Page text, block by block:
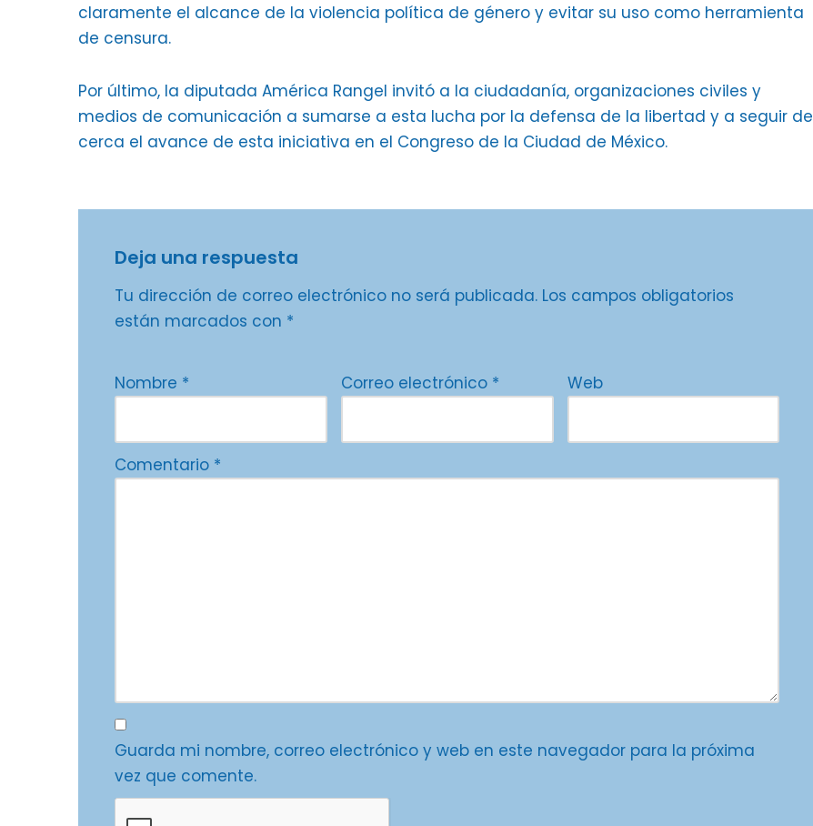
claramente el alcance de la violencia política de género y evitar su uso como herramienta
de censura.
Por último, la diputada América Rangel invitó a la ciudadanía, organizaciones civiles y
medios de comunicación a sumarse a esta lucha por la defensa de la libertad y a seguir de
cerca el avance de esta iniciativa en el Congreso de la Ciudad de México.
Deja una respuesta
Tu dirección de correo electrónico no será publicada. Los campos obligatorios
están marcados con *
Nombre * Correo electrónico * Web
Comentario *
Guarda mi nombre, correo electrónico y web en este navegador para la próxima
vez que comente.